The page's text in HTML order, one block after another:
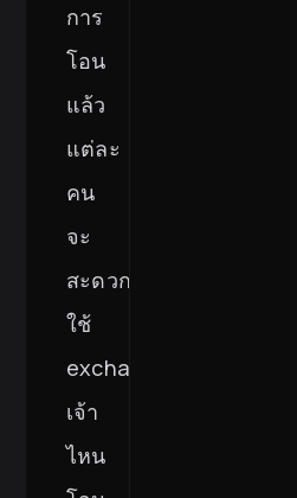
การ
โอน
แล้ว
แต่ละ
คน
จะ
สะดวก
ใช้
exchange
เจ้า
ไหน